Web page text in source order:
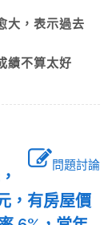
大，表示過去
績不算太好
問題討論
，有房屋價